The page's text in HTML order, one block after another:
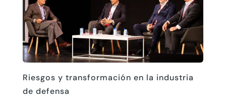
Riesgos y transformación en la industria
de defensa